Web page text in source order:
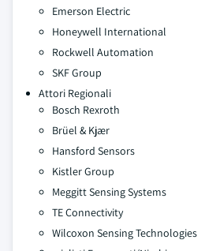
Emerson Electric
Honeywell International
Rockwell Automation
SKF Group
Attori Regionali
Bosch Rexroth
Brüel & Kjær
Hansford Sensors
Kistler Group
Meggitt Sensing Systems
TE Connectivity
Wilcoxon Sensing Technologies